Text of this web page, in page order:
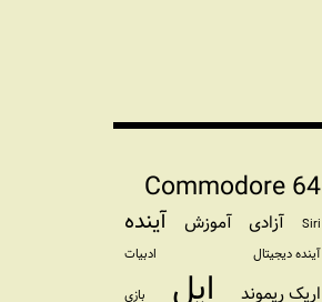
Commodore 64
Siri آزادی آموزش آینده
آینده دیجیتال ادبیات
اریک ریموند اپل
بازی